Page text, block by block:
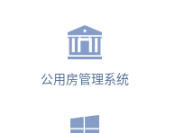
公用房管理系统